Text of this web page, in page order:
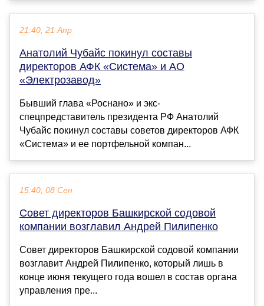
21:40, 21 Апр
Анатолий Чубайс покинул составы
директоров АФК «Система» и АО
«Электрозавод»
Бывший глава «Роснано» и экс-
спецпредставитель президента РФ Анатолий
Чубайс покинул составы советов директоров АФК
«Система» и ее портфельной компан...
15:40, 08 Сен
Совет директоров Башкирской содовой
компании возглавил Андрей Пилипенко
Совет директоров Башкирской содовой компании
возглавит Андрей Пилипенко, который лишь в
конце июня текущего года вошел в состав органа
управления пре...